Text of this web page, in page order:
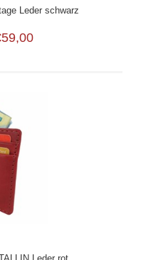
Leder schwarz